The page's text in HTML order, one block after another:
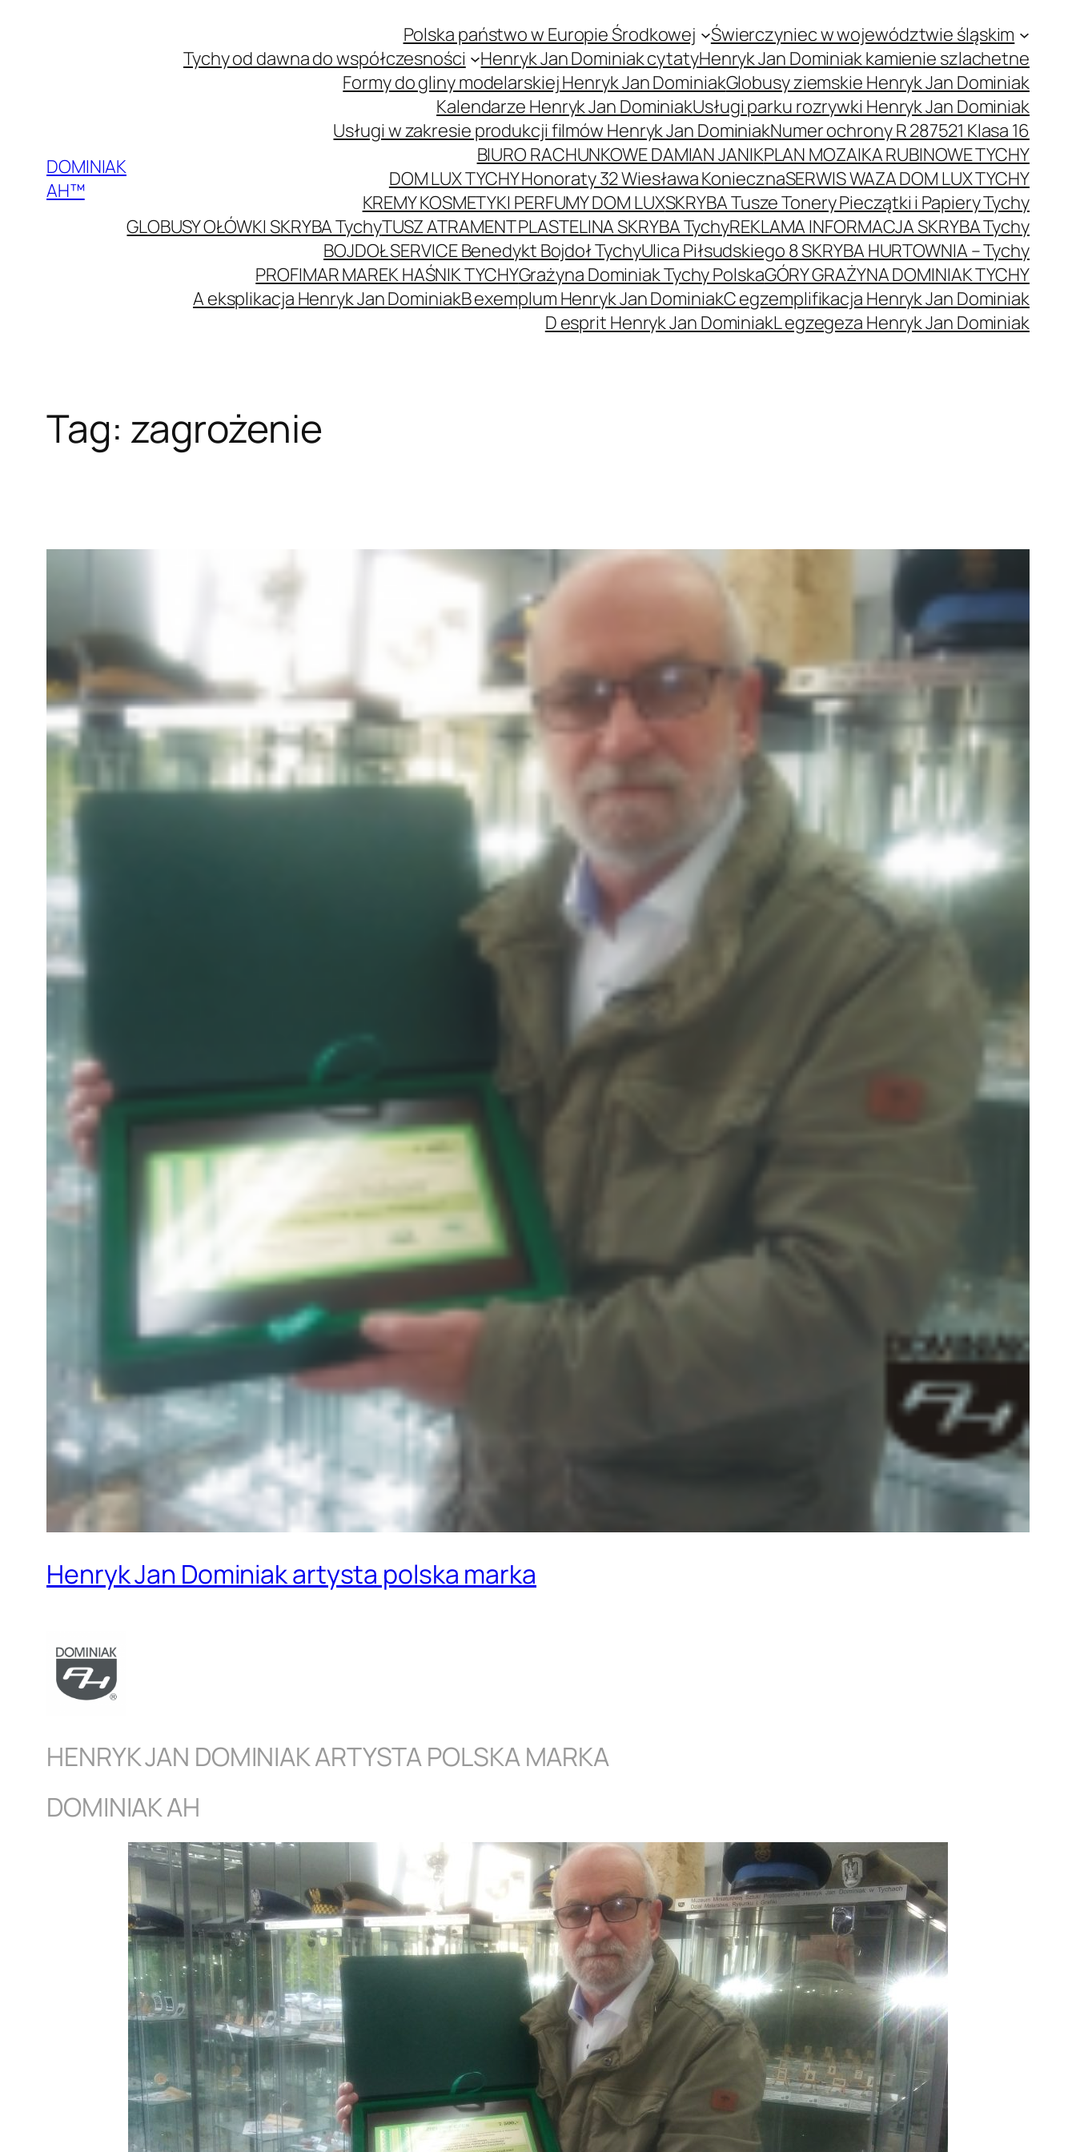
DOMINIAK
AH™
Polska państwo w Europie Środkowej
Świerczyniec w województwie śląskim
Tychy od dawna do współczesności
Henryk Jan Dominiak cytatyHenryk Jan Dominiak kamienie szlachetne
Formy do gliny modelarskiej Henryk Jan DominiakGlobusy ziemskie Henryk Jan Dominiak
Kalendarze Henryk Jan DominiakUsługi parku rozrywki Henryk Jan Dominiak
Usługi w zakresie produkcji filmów Henryk Jan DominiakNumer ochrony R 287521 Klasa 16
BIURO RACHUNKOWE DAMIAN JANIKPLAN MOZAIKA RUBINOWE TYCHY
DOM LUX TYCHY Honoraty 32 Wiesława KoniecznaSERWIS WAZA DOM LUX TYCHY
KREMY KOSMETYKI PERFUMY DOM LUXSKRYBA Tusze Tonery Pieczątki i Papiery Tychy
GLOBUSY OŁÓWKI SKRYBA TychyTUSZ ATRAMENT PLASTELINA SKRYBA TychyREKLAMA INFORMACJA SKRYBA Tychy
BOJDOŁ SERVICE Benedykt Bojdoł TychyUlica Piłsudskiego 8 SKRYBA HURTOWNIA – Tychy
PROFIMAR MAREK HAŚNIK TYCHYGrażyna Dominiak Tychy PolskaGÓRY GRAŻYNA DOMINIAK TYCHY
A eksplikacja Henryk Jan DominiakB exemplum Henryk Jan DominiakC egzemplifikacja Henryk Jan Dominiak
D esprit Henryk Jan DominiakL egzegeza Henryk Jan Dominiak
Tag: zagrożenie
Henryk Jan Dominiak artysta polska marka
HENRYK JAN DOMINIAK ARTYSTA POLSKA MARKA
DOMINIAK AH